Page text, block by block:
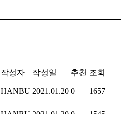
작성자 작성일 추천 조회
HANBU 2021.01.20 0 1657